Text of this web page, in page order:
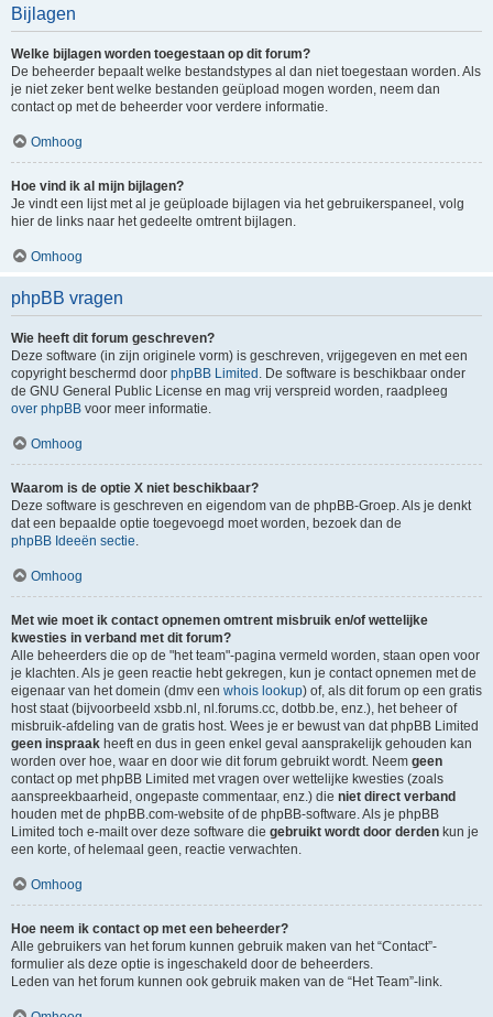
Bijlagen
Welke bijlagen worden toegestaan op dit forum?
De beheerder bepaalt welke bestandstypes al dan niet toegestaan worden. Als
je niet zeker bent welke bestanden geüpload mogen worden, neem dan
contact op met de beheerder voor verdere informatie.
Omhoog
Hoe vind ik al mijn bijlagen?
Je vindt een lijst met al je geüploade bijlagen via het gebruikerspaneel, volg
hier de links naar het gedeelte omtrent bijlagen.
Omhoog
phpBB vragen
Wie heeft dit forum geschreven?
Deze software (in zijn originele vorm) is geschreven, vrijgegeven en met een
copyright beschermd door phpBB Limited . De software is beschikbaar onder
de GNU General Public License en mag vrij verspreid worden, raadpleeg
over phpBB voor meer informatie.
Omhoog
Waarom is de optie X niet beschikbaar?
Deze software is geschreven en eigendom van de phpBB-Groep. Als je denkt
dat een bepaalde optie toegevoegd moet worden, bezoek dan de
phpBB Ideeën sectie.
Omhoog
Met wie moet ik contact opnemen omtrent misbruik en/of wettelijke
kwesties in verband met dit forum?
Alle beheerders die op de "het team"-pagina vermeld worden, staan open voor
je klachten. Als je geen reactie hebt gekregen, kun je contact opnemen met de
eigenaar van het domein (dmv een whois lookup) of, als dit forum op een gratis
host staat (bijvoorbeeld xsbb.nl, nl.forums.cc, dotbb.be, enz.), het beheer of
misbruik-afdeling van de gratis host. Wees je er bewust van dat phpBB Limited
geen inspraak heeft en dus in geen enkel geval aansprakelijk gehouden kan
worden over hoe, waar en door wie dit forum gebruikt wordt. Neem geen
contact op met phpBB Limited met vragen over wettelijke kwesties (zoals
aanspreekbaarheid, ongepaste commentaar, enz.) die niet direct verband
houden met de phpBB.com-website of de phpBB-software. Als je phpBB
Limited toch e-mailt over deze software die gebruikt wordt door derden kun je
een korte, of helemaal geen, reactie verwachten.
Omhoog
Hoe neem ik contact op met een beheerder?
Alle gebruikers van het forum kunnen gebruik maken van het “Contact”-
formulier als deze optie is ingeschakeld door de beheerders.
Leden van het forum kunnen ook gebruik maken van de “Het Team”-link.